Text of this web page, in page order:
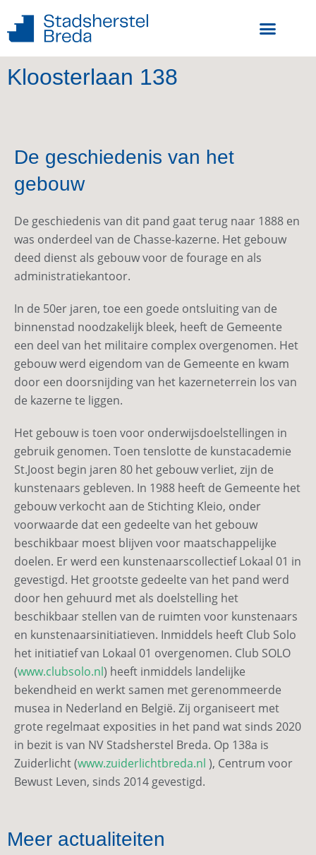
Kloosterlaan 138
De geschiedenis van het
gebouw
De geschiedenis van dit pand gaat terug naar 1888 en
was onderdeel van de Chasse-kazerne. Het gebouw
deed dienst als gebouw voor de fourage en als
administratiekantoor.
In de 50er jaren, toe een goede ontsluiting van de
binnenstad noodzakelijk bleek, heeft de Gemeente
een deel van het militaire complex overgenomen. Het
gebouw werd eigendom van de Gemeente en kwam
door een doorsnijding van het kazerneterrein los van
de kazerne te liggen.
Het gebouw is toen voor onderwijsdoelstellingen in
gebruik genomen. Toen tenslotte de kunstacademie
St.Joost begin jaren 80 het gebouw verliet, zijn de
kunstenaars gebleven. In 1988 heeft de Gemeente het
gebouw verkocht aan de Stichting Kleio, onder
voorwaarde dat een gedeelte van het gebouw
beschikbaar moest blijven voor maatschappelijke
doelen. Er werd een kunstenaarscollectief Lokaal 01 in
gevestigd. Het grootste gedeelte van het pand werd
door hen gehuurd met als doelstelling het
beschikbaar stellen van de ruimten voor kunstenaars
en kunstenaarsinitiatieven. Inmiddels heeft Club Solo
het initiatief van Lokaal 01 overgenomen. Club SOLO
(www.clubsolo.nl) heeft inmiddels landelijke
bekendheid en werkt samen met gerenommeerde
musea in Nederland en België. Zij organiseert met
grote regelmaat exposities in het pand wat sinds 2020
in bezit is van NV Stadsherstel Breda. Op 138a is
Zuiderlicht (www.zuiderlichtbreda.nl ), Centrum voor
Bewust Leven, sinds 2014 gevestigd.
Meer actualiteiten